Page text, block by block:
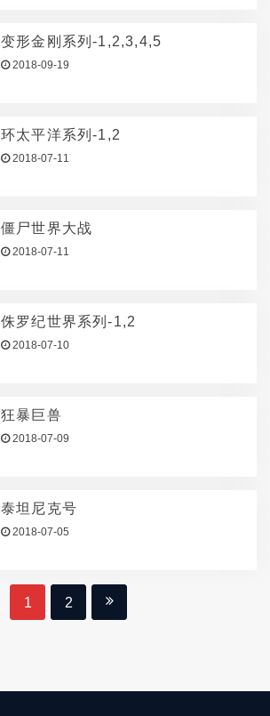
变形金刚系列-1,2,3,4,5
2018-09-19
环太平洋系列-1,2
2018-07-11
僵尸世界大战
2018-07-11
侏罗纪世界系列-1,2
2018-07-10
狂暴巨兽
2018-07-09
泰坦尼克号
2018-07-05
1 2